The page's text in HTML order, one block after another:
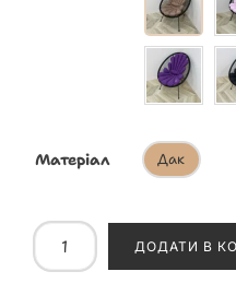
Матеріал Дак
ДОДАТИ В